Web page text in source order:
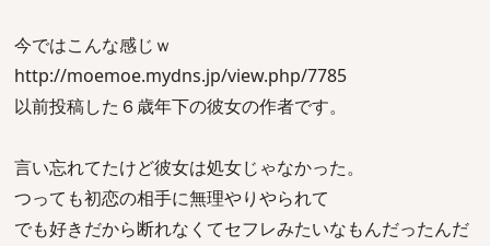
今ではこんな感じｗ
http://moemoe.mydns.jp/view.php/7785
以前投稿した６歳年下の彼女の作者です。
言い忘れてたけど彼女は処女じゃなかった。
つっても初恋の相手に無理やりやられて
でも好きだから断れなくてセフレみたいなもんだったんだ